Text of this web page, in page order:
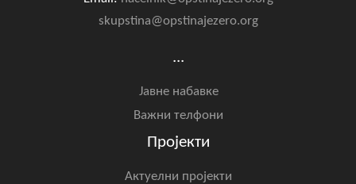
skupstina@opstinajezero.org
...
Јавне набавке
Важни телфони
Пројекти
Актуелни пројекти